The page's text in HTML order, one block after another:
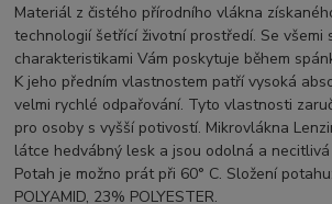
Materiál z čistého přírodního vlákna
technologií šetřící životní prostředí. Se všemi
charakteristikami Vám poskytuje během
K jeho předním vlastnostem patří vysoká
velmi rychlé odpařování. Tyto vlastnosti
pro osoby s vyšší potivostí. Mikrovlákna
látce hedvábný lesk a jsou odolná a necitlivá
Potah je možno prát při 60° C. Složení
POLYAMID, 23% POLYESTER.